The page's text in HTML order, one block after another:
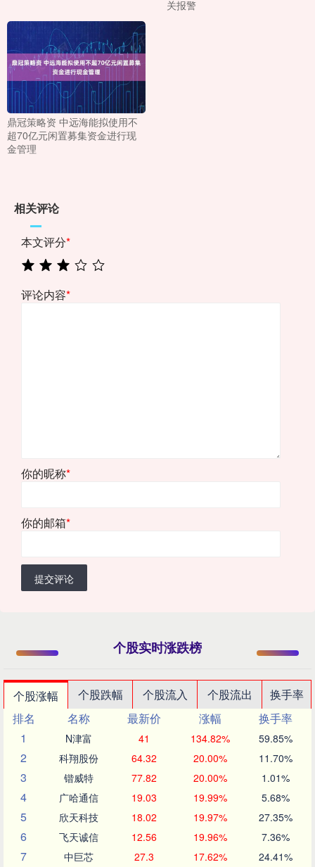
关报警
鼎冠策略资 中远海能拟使用不
超70亿元闲置募集资金进行现
金管理
相关评论
本文评分*
评论内容*
你的昵称*
你的邮箱*
提交评论
个股实时涨跌榜
个股涨幅 个股跌幅 个股流入 个股流出
换手率
排名
名称 最新价 涨幅
换手率
1
N津富 41 134.82% 59.85%
2 科翔股份 64.32 20.00% 11.70%
3 锴威特 77.82 20.00% 1.01%
4 广哈通信 19.03 19.99% 5.68%
5 欣天科技 18.02 19.97% 27.35%
6 飞天诚信 12.56 19.96% 7.36%
7 中巨芯 27.3 17.62% 24.41%